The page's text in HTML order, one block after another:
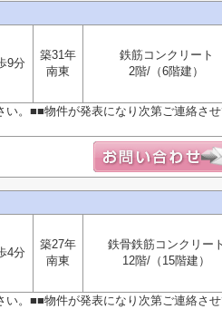
9分
築31年
南東
鉄筋コンクリート
2階/（6階建）
。■■物件が発表になり次第ご連絡さ
4分
築27年
南東
鉄骨鉄筋コンクリート
12階/（15階建）
。■■物件が発表になり次第ご連絡さ